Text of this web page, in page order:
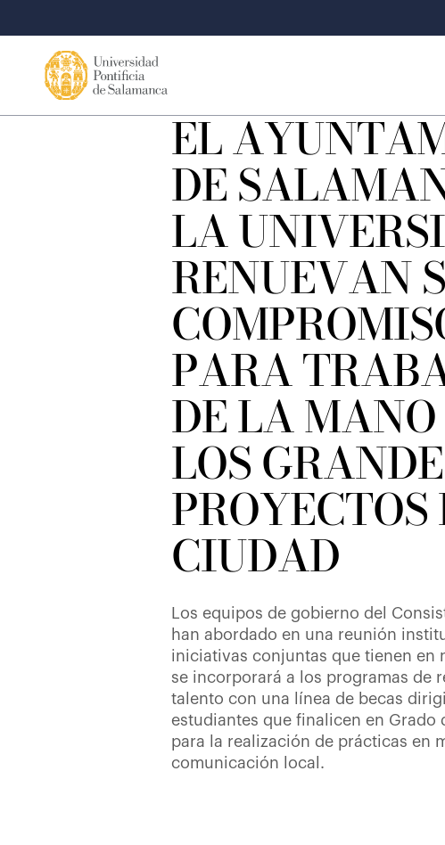
EL
DE
LA
RENUEVAN
PARA
DE LA
LOS
CIUDAD
Los equipos de gobierno del
han abordado en una reunión
iniciativas conjuntas que tienen en
se incorporará a los programas de
talento con una línea de becas
estudiantes que finalicen en Grado
para la realización de prácticas en
comunicación local.